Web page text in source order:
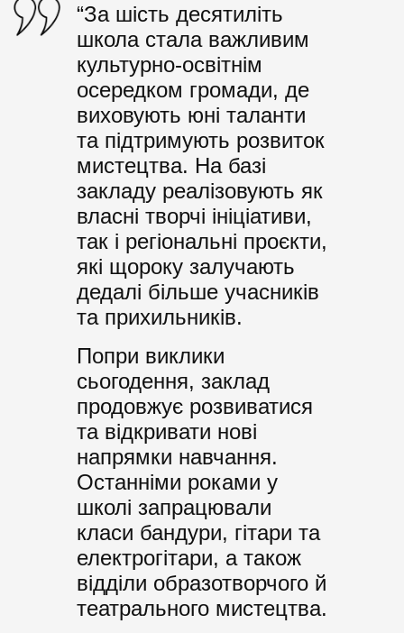
“За шість десятиліть
школа стала важливим
культурно-освітнім
осередком громади, де
виховують юні таланти
та підтримують розвиток
мистецтва. На базі
закладу реалізовують як
власні творчі ініціативи,
так і регіональні проєкти,
які щороку залучають
дедалі більше учасників
та прихильників.
Попри виклики
сьогодення, заклад
продовжує розвиватися
та відкривати нові
напрямки навчання.
Останніми роками у
школі запрацювали
класи бандури, гітари та
електрогітари, а також
відділи образотворчого й
театрального мистецтва.